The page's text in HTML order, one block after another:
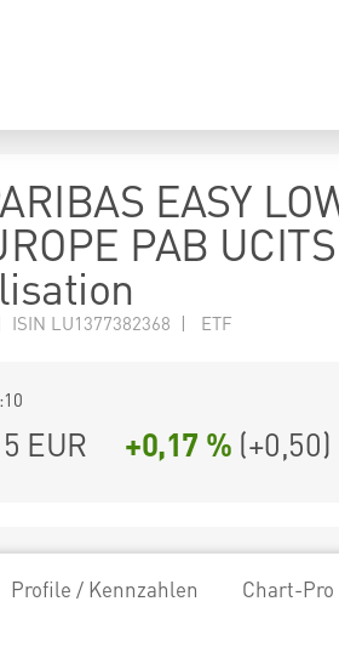
EASY
PAB
ISIN LU1377382368 | ETF
EUR +0,17 % (+0,50)
Profile / Kennzahlen Chart-Pro